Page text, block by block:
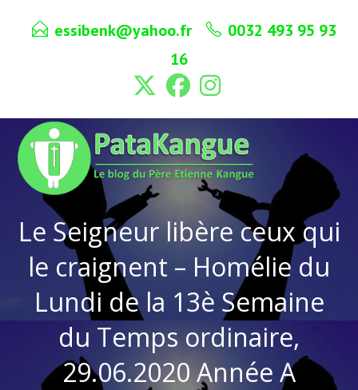
essibenk@yahoo.fr
0032 493 95 93
16
Le Seigneur libère ceux qui
le craignent – Homélie du
Lundi de la 13è Semaine
du Temps ordinaire,
29.06.2020 Année A